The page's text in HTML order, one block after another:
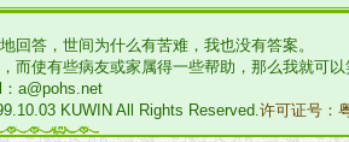
回答，世间为什么有苦难，我也没有答案。
而使有些病友或家属得一些帮助，那么我就可
：a@pohs.net
KUWIN All Rights Reserved.许可证号：